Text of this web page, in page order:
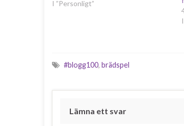
något lite otippat, som inte är det
I ”Personligt”
#blogg100, brädspel
Lämna ett svar